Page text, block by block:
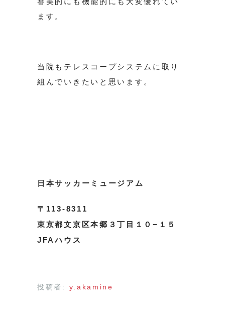
ます。
当院もテレスコープシステムに取り
組んでいきたいと思います。
日本サッカーミュージアム
〒113-8311
東京都文京区本郷３丁目１０−１５
JFAハウス
投稿者: y.akamine